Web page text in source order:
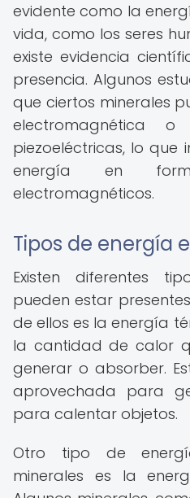
evidente como la
vida, como los seres
existe evidencia
presencia. Algunos
que ciertos minerales
electromagnética
piezoeléctricas, lo que
energía en
electromagnéticos.
Tipos de energía
Existen diferentes
pueden estar
de ellos es la energía
la cantidad de calor
generar o absorber.
aprovechada para
para calentar objetos.
Otro tipo de
minerales es la